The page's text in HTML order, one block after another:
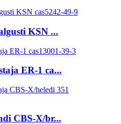
KSN ...
ER-1 ca...
CBS-X/br...